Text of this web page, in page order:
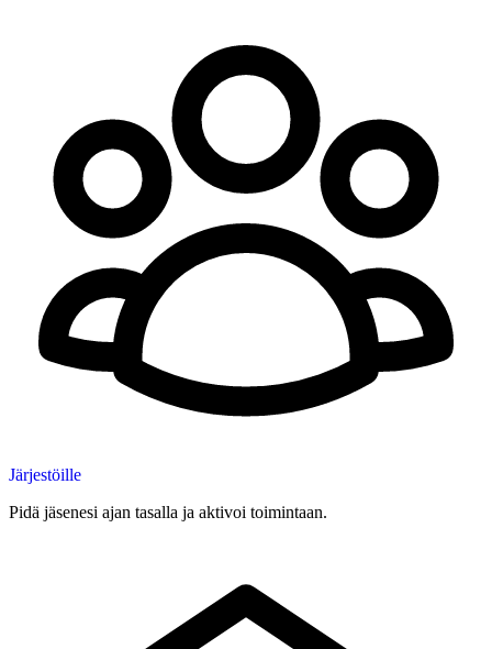
Järjestöille
Pidä jäsenesi ajan tasalla ja aktivoi toimintaan.